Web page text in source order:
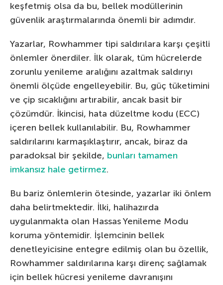
keşfetmiş olsa da bu, bellek modüllerinin
güvenlik araştırmalarında önemli bir adımdır.
Yazarlar, Rowhammer tipi saldırılara karşı çeşitli
önlemler önerdiler. İlk olarak, tüm hücrelerde
zorunlu yenileme aralığını azaltmak saldırıyı
önemli ölçüde engelleyebilir. Bu, güç tüketimini
ve çip sıcaklığını artırabilir, ancak basit bir
çözümdür. İkincisi, hata düzeltme kodu (ECC)
içeren bellek kullanılabilir. Bu, Rowhammer
saldırılarını karmaşıklaştırır, ancak, biraz da
paradoksal bir şekilde, bunları tamamen
imkansız hale getirmez.
Bu bariz önlemlerin ötesinde, yazarlar iki önlem
daha belirtmektedir. İlki, halihazırda
uygulanmakta olan Hassas Yenileme Modu
koruma yöntemidir. İşlemcinin bellek
denetleyicisine entegre edilmiş olan bu özellik,
Rowhammer saldırılarına karşı direnç sağlamak
için bellek hücresi yenileme davranışını